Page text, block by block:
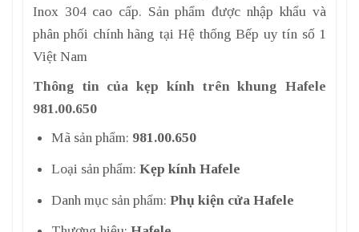
Inox 304 cao cấp. Sản phẩm được nhập khẩu và
phân phối chính hãng tại Hệ thống Bếp uy tín số 1
Việt Nam
Thông tin của kẹp kính trên khung Hafele
981.00.650
Mã sản phẩm: 981.00.650
Loại sản phẩm: Kẹp kính Hafele
Danh mục sản phẩm: Phụ kiện cửa Hafele